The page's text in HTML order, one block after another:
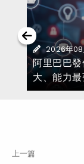
2026年08
阿里巴巴
大、能力
上一篇